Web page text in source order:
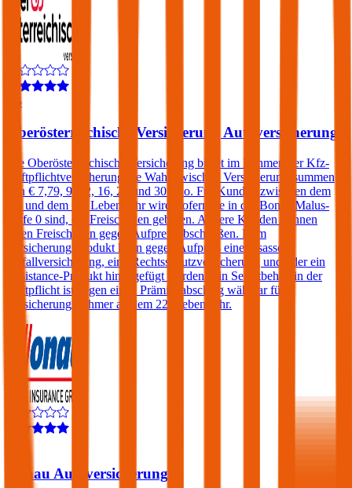
4,5
Oberösterreichische Versicherung Autoversicherung
Die Oberösterreichische Versicherung bietet im Rahmen der Kfz-
Haftpflichtversicherung die Wahl zwischen Versicherungssummen
von € 7,79, 9, 12, 16, 20 und 30 Mio. Für Kunden zwischen dem
25. und dem 69. Lebensjahr wird, sofern sie in der Bonus Malus-
Stufe 0 sind, ein Freischaden geboten. Andere Kunden können
einen Freischaden gegen Aufpreis abschließen. Dem
Versicherungsprodukt kann gegen Aufpreis eine Insassen-
Unfallversicherung, eine Rechtsschutzversicherung und/oder ein
Assistance-Produkt hinzugefügt werden. Ein Selbstbehalt in der
Haftpflicht ist gegen einen Prämienabschlag wählbar für
Versicherungsnehmer ab dem 22. Lebensjahr.
Donau Autoversicherung